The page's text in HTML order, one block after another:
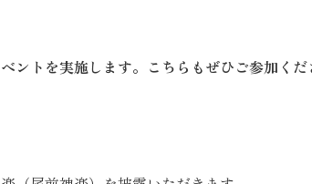
ントを実施します。こちらもぜひご参加くだ